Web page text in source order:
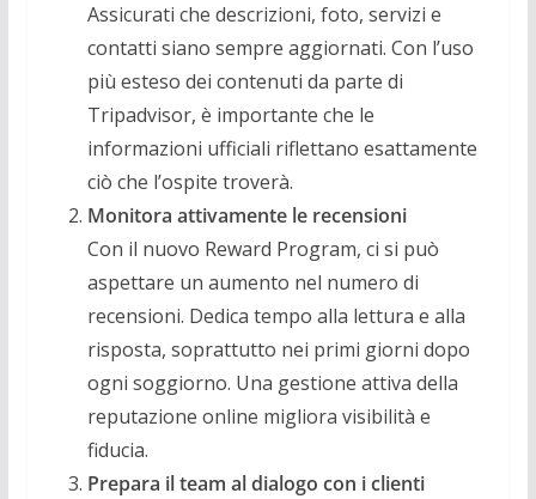
Assicurati che descrizioni, foto, servizi e
contatti siano sempre aggiornati. Con l’uso
più esteso dei contenuti da parte di
Tripadvisor, è importante che le
informazioni ufficiali riflettano esattamente
ciò che l’ospite troverà.
Monitora attivamente le recensioni
Con il nuovo Reward Program, ci si può
aspettare un aumento nel numero di
recensioni. Dedica tempo alla lettura e alla
risposta, soprattutto nei primi giorni dopo
ogni soggiorno. Una gestione attiva della
reputazione online migliora visibilità e
fiducia.
Prepara il team al dialogo con i clienti